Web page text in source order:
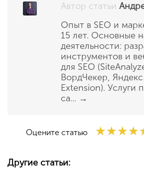
Автор статьи
Опыт в SEO и
15 лет. Основные
деятельности:
инструментов и
для SEO
ВордЧекер,
Extension). Услуги
са... →
Оцените статью
Другие статьи: